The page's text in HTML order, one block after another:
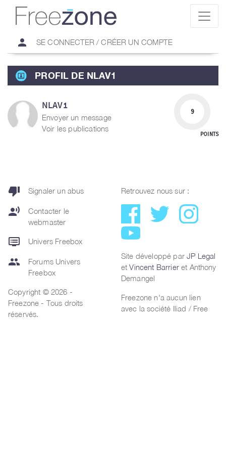
person SE CONNECTER / CRÉER UN COMPTE
PROFIL DE NLAV1
NLAV1
Envoyer un message
Voir les publications
9
POINTS
thumb_down Signaler un abus
record_voice_over
Contacter le
webmaster
dvr Univers Freebox
group
Forums Univers
Freebox
Copyright © 2026 -
Freezone - Tous droits
réservés.
Retrouvez nous sur :
Site développé parJP Legal
etVincent Barrieret Anthony
Demangel
Freezone n'a aucun lien
avec la société Iliad / Free